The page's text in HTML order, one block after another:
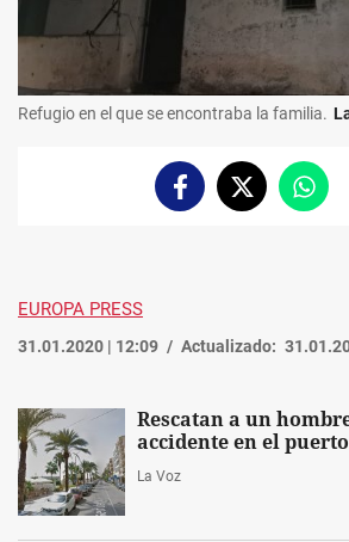
Refugio en el que se encontraba la familia.
FacebookTwitter
EUROPA PRESS
31.01.2020 | 12:09 Actualizado:
Rescatan a un
accidente en el
La Voz